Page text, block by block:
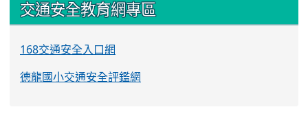
交通安全教育網專區
168交通安全入口網
德龍國小交通安全評鑑網